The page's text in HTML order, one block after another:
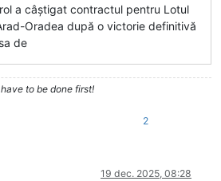
a câștigat contractul pentru Lotul
Oradea după o victorie definitivă
de
to be done first!
2
19 dec. 2025, 08:28